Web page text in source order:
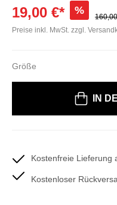
19,00 €* %
Preise inkl. MwSt. zzgl.
Größe
IN
Kostenfreie Lieferung
Kostenloser